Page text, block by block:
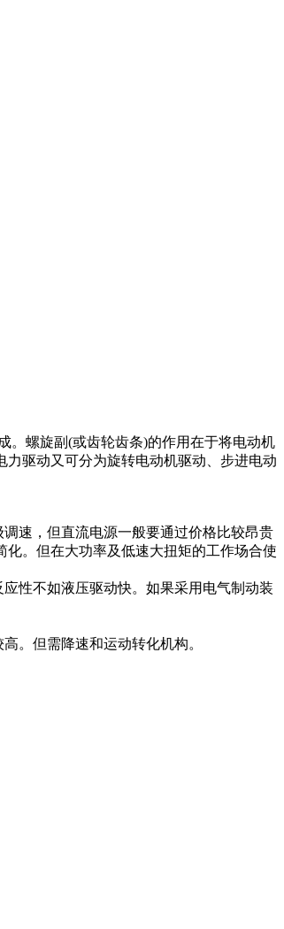
。螺旋副 (或齿轮齿条)的作用在于将电动机
驱动又可分为旋转电动机驱动、步进电动
速，但直流电源一般要通过价格比较昂贵
化。但在大功率及低速大扭矩的工作场合使
性不如液压驱动快。如果采用电气制动装
。但需降速和运动转化机构。